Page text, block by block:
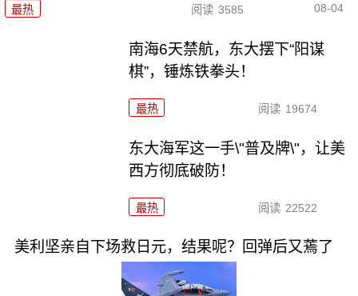
最热 阅读 3585 08-04
南海6天禁航，东大摆下“阳谋
棋”，锤炼铁拳头！
最热 阅读 19674
东大海军这一手\"普及牌\"，让美
西方彻底破防！
最热 阅读 22522
美利坚亲自下场救日元，结果呢？回弹后又蔫了